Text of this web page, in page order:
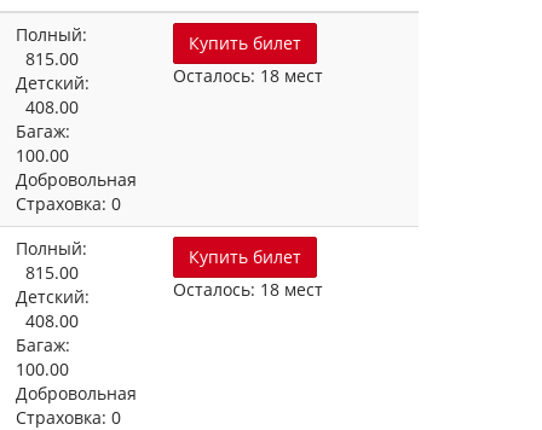
Полный:
815.00
Детский:
408.00
Багаж:
100.00
Добровольная
Страховка: 0
Купить билет
Осталось: 18 мест
Полный:
815.00
Детский:
408.00
Багаж:
100.00
Добровольная
Страховка: 0
Купить билет
Осталось: 18 мест